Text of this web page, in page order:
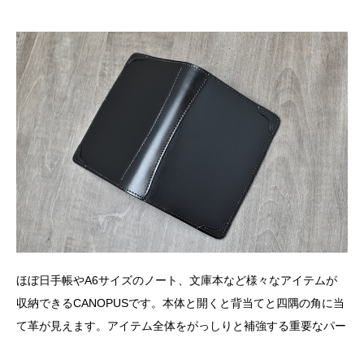
ほぼ日手帳やA6サイズのノート、文庫本など様々なアイテムが
収納できるCANOPUSです。本体と開くと背当てと四隅の角に当
て革が見えます。アイテム全体をがっしりと補強する重要なパー